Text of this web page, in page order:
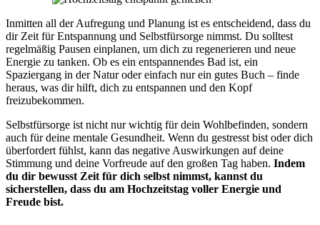
Inmitten all der Aufregung und Planung ist es entscheidend, dass du
dir Zeit für Entspannung und Selbstfürsorge nimmst. Du solltest
regelmäßig Pausen einplanen, um dich zu regenerieren und neue
Energie zu tanken. Ob es ein entspannendes Bad ist, ein
Spaziergang in der Natur oder einfach nur ein gutes Buch – finde
heraus, was dir hilft, dich zu entspannen und den Kopf
freizubekommen.
Selbstfürsorge ist nicht nur wichtig für dein Wohlbefinden, sondern
auch für deine mentale Gesundheit. Wenn du gestresst bist oder dich
überfordert fühlst, kann das negative Auswirkungen auf deine
Stimmung und deine Vorfreude auf den großen Tag haben. Indem
du dir bewusst Zeit für dich selbst nimmst, kannst du
sicherstellen, dass du am Hochzeitstag voller Energie und
Freude bist.